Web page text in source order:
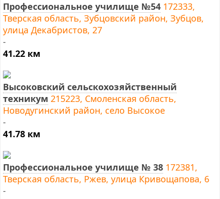
Профессиональное училище №54 172333,
Тверская область, Зубцовский район, Зубцов,
улица Декабристов, 27
-
41.22 км
Высоковский сельскохозяйственный
техникум 215223, Смоленская область,
Новодугинский район, село Высокое
-
41.78 км
Профессиональное училище № 38 172381,
Тверская область, Ржев, улица Кривощапова, 6
-